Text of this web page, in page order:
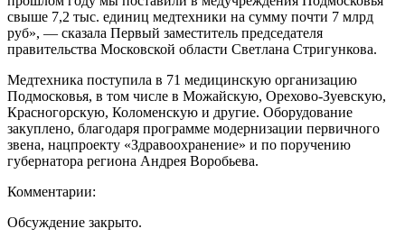
свыше 7,2 тыс. единиц медтехники на сумму почти 7 млрд
руб», — сказала Первый заместитель председателя
правительства Московской области Светлана Стригункова.
Медтехника поступила в 71 медицинскую организацию
Подмосковья, в том числе в Можайскую, Орехово-Зуевскую,
Красногорскую, Коломенскую и другие. Оборудование
закуплено, благодаря программе модернизации первичного
звена, нацпроекту «Здравоохранение» и по поручению
губернатора региона Андрея Воробьева.
Комментарии:
Обсуждение закрыто.